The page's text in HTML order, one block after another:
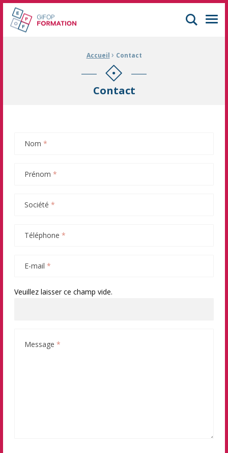
GIFOP Formation Centre de formation continue à Mulhouse
Accueil › Contact
Contact
Nom *
Prénom *
Société *
Téléphone *
E-mail *
Veuillez laisser ce champ vide.
Message *